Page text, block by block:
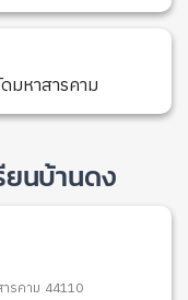
มหาสารคาม
ยนบ้านดง
รคาม 44110